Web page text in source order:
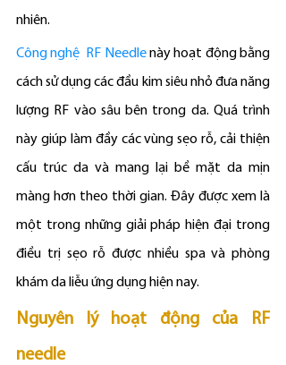
nhiên.
Công nghệ  RF Needle này hoạt động bằng
cách sử dụng các đầu kim siêu nhỏ đưa năng
lượng RF vào sâu bên trong da. Quá trình
này giúp làm đầy các vùng sẹo rỗ, cải thiện
cấu trúc da và mang lại bề mặt da mịn
màng hơn theo thời gian. Đây được xem là
một trong những giải pháp hiện đại trong
điều trị sẹo rỗ được nhiều spa và phòng
khám da liễu ứng dụng hiện nay.
Nguyên lý hoạt động của RF
needle